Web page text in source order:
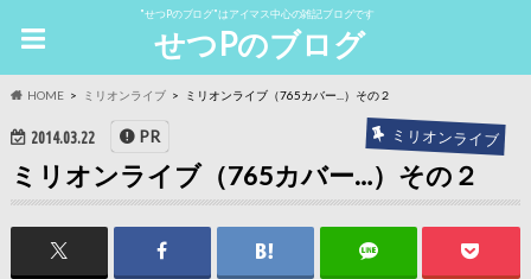
"せつPのブログ"はアイマス中心の雑記ブログです
せつPのブログ
HOME ミリオンライブ ミリオンライブ（765カバー...）その２
2014.03.22 ミリオンライブ
PR
ミリオンライブ（765カバー…）その２